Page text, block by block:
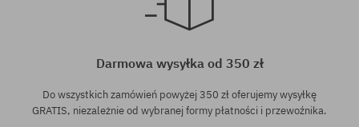
Darmowa wysyłka od 350 zł
Do wszystkich zamówień powyżej 350 zł oferujemy wysyłkę
GRATIS, niezależnie od wybranej formy płatności i przewoźnika.